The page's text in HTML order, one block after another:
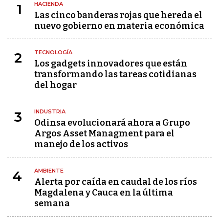
1 HACIENDA
Las cinco banderas rojas que hereda el
nuevo gobierno en materia económica
2 TECNOLOGÍA
Los gadgets innovadores que están
transformando las tareas cotidianas
del hogar
3 INDUSTRIA
Odinsa evolucionará ahora a Grupo
Argos Asset Managment para el
manejo de los activos
4 AMBIENTE
Alerta por caída en caudal de los ríos
Magdalena y Cauca en la última
semana